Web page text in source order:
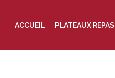
ACCUEIL PLATEAUX REPAS